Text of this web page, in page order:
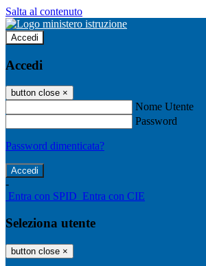
Salta al contenuto
Accedi
Accedi
button close ×
Nome Utente
Password
Password dimenticata?
-
Entra con SPID Entra con CIE
Seleziona utente
button close ×